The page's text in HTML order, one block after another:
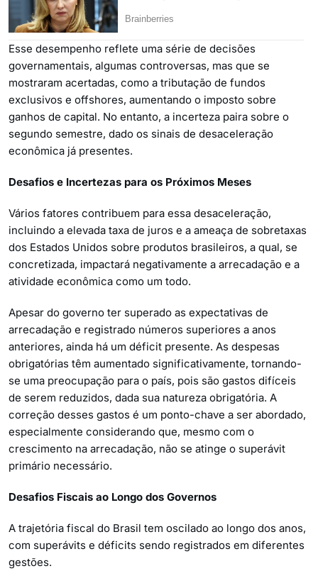
Esse desempenho reflete uma série de decisões
governamentais, algumas controversas, mas que se
mostraram acertadas, como a tributação de fundos
exclusivos e offshores, aumentando o imposto sobre
ganhos de capital. No entanto, a incerteza paira sobre o
segundo semestre, dado os sinais de desaceleração
econômica já presentes.
Desafios e Incertezas para os Próximos Meses
Vários fatores contribuem para essa desaceleração,
incluindo a elevada taxa de juros e a ameaça de sobretaxas
dos Estados Unidos sobre produtos brasileiros, a qual, se
concretizada, impactará negativamente a arrecadação e a
atividade econômica como um todo.
Apesar do governo ter superado as expectativas de
arrecadação e registrado números superiores a anos
anteriores, ainda há um déficit presente. As despesas
obrigatórias têm aumentado significativamente, tornando-
se uma preocupação para o país, pois são gastos difíceis
de serem reduzidos, dada sua natureza obrigatória. A
correção desses gastos é um ponto-chave a ser abordado,
especialmente considerando que, mesmo com o
crescimento na arrecadação, não se atinge o superávit
primário necessário.
Desafios Fiscais ao Longo dos Governos
A trajetória fiscal do Brasil tem oscilado ao longo dos anos,
com superávits e déficits sendo registrados em diferentes
gestões.